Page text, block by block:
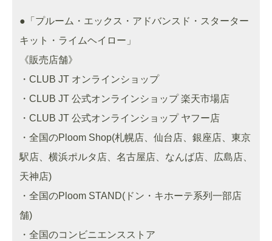
●「プルーム・エックス・アドバンスド・スターター
キット・ライムヘイロー」
《販売店舗》
・CLUB JT オンラインショップ
・CLUB JT 公式オンラインショップ 楽天市場店
・CLUB JT 公式オンラインショップ ヤフー店
・全国のPloom Shop(札幌店、仙台店、銀座店、東京
駅店、横浜ポルタ店、名古屋店、なんば店、広島店、
天神店)
・全国のPloom STAND(ドン・キホーテ系列一部店
舗)
・全国のコンビニエンスストア